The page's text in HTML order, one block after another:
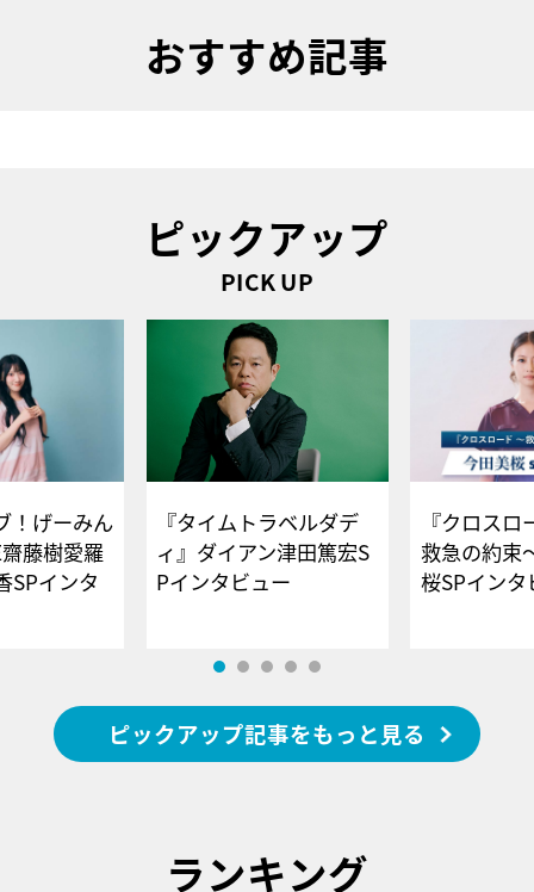
おすすめ記事
ピックアップ
PICK UP
！げーみん
藤樹愛羅
SPインタ
『タイムトラベルダデ
ィ』ダイアン津田篤宏S
Pインタビュー
『クロス
救急の約束
桜SPイ
ピックアップ記事をもっと見る
ランキング